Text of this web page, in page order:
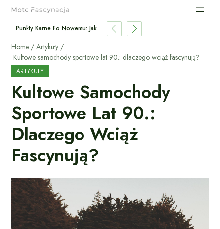
Punkty Karne Po Nowemu: Jak Nie Stracić Prawa Jazdy?
Home
Artykuły
Kultowe samochody sportowe lat 90.: dlaczego wciąż fascynują?
ARTYKUŁY
Kultowe Samochody
Sportowe Lat 90.:
Dlaczego Wciąż
Fascynują?